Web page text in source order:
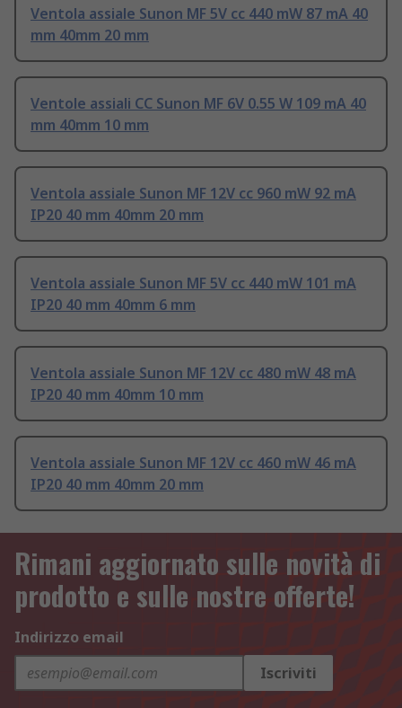
Ventola assiale Sunon MF 5V cc 440 mW 87 mA 40
mm 40mm 20 mm
Ventole assiali CC Sunon MF 6V 0.55 W 109 mA 40
mm 40mm 10 mm
Ventola assiale Sunon MF 12V cc 960 mW 92 mA
IP20 40 mm 40mm 20 mm
Ventola assiale Sunon MF 5V cc 440 mW 101 mA
IP20 40 mm 40mm 6 mm
Ventola assiale Sunon MF 12V cc 480 mW 48 mA
IP20 40 mm 40mm 10 mm
Ventola assiale Sunon MF 12V cc 460 mW 46 mA
IP20 40 mm 40mm 20 mm
Rimani aggiornato sulle novità di
prodotto e sulle nostre offerte!
Indirizzo email
Iscriviti